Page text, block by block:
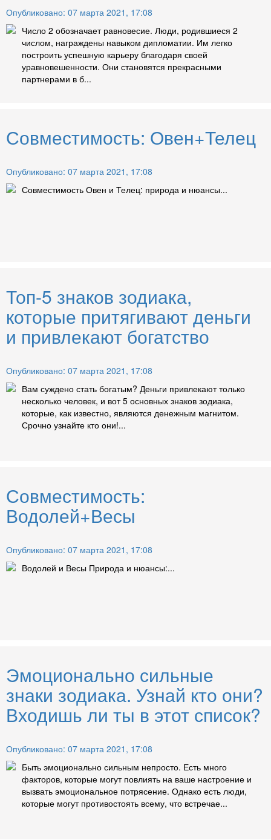
Опубликовано: 07 марта 2021, 17:08
Число 2 обозначает равновесие. Люди, родившиеся 2
числом, награждены навыком дипломатии. Им легко
построить успешную карьеру благодаря своей
уравновешенности. Они становятся прекрасными
партнерами в б...
Совместимость: Овен+Телец
Опубликовано: 07 марта 2021, 17:08
Совместимость Овен и Телец: природа и нюансы...
Топ-5 знаков зодиака,
которые притягивают деньги
и привлекают богатство
Опубликовано: 07 марта 2021, 17:08
Вам суждено стать богатым? Деньги привлекают только
несколько человек, и вот 5 основных знаков зодиака,
которые, как известно, являются денежным магнитом.
Срочно узнайте кто они!...
Совместимость:
Водолей+Весы
Опубликовано: 07 марта 2021, 17:08
Водолей и Весы Природа и нюансы:...
Эмоционально сильные
знаки зодиака. Узнай кто они?
Входишь ли ты в этот список?
Опубликовано: 07 марта 2021, 17:08
Быть эмоционально сильным непросто. Есть много
факторов, которые могут повлиять на ваше настроение и
вызвать эмоциональное потрясение. Однако есть люди,
которые могут противостоять всему, что встречае...